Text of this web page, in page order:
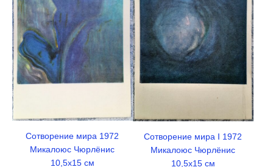
Сотворение мира 1972
Микалоюс Чюрлёнис
10,5x15 см
Сотворение мира I 1972
Микалоюс Чюрлёнис
10,5x15 см